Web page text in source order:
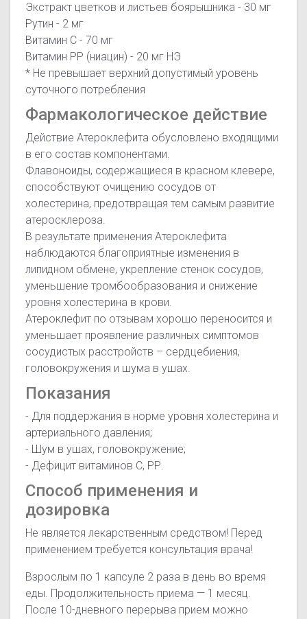
Экстракт цветков и листьев боярышника - 30 мг
Рутин - 2 мг
Витамин C - 70 мг
Витамин PP (ниацин) - 20 мг НЭ
* Не превышает верхний допустимый уровень
суточного потребления
Фармакологическое действие
Действие Атероклефита обусловлено входящими
в его состав компонентами.
Флавоноиды, содержащиеся в красном клевере,
способствуют очищению сосудов от
холестерина, предотвращая тем самым развитие
атеросклероза.
В результате применения Атероклефита
наблюдаются благоприятные изменения в
липидном обмене, укрепление стенок сосудов,
уменьшение тромбообразования и снижение
уровня холестерина в крови.
Атероклефит по отзывам хорошо переносится и
уменьшает проявление различных симптомов
сосудистых расстройств – сердцебиения,
головокружения и шума в ушах.
Показания
- Для поддержания в норме уровня холестерина и
артериального давления;
- Шум в ушах, головокружение;
- Дефицит витаминов С, РР.
Способ применения и
дозировка
Не является лекарственным средством! Перед
применением требуется консультация врача!
Взрослым по 1 капсуле 2 раза в день во время
еды. Продолжительность приема — 1 месяц.
После 10-дневного перерыва прием можно